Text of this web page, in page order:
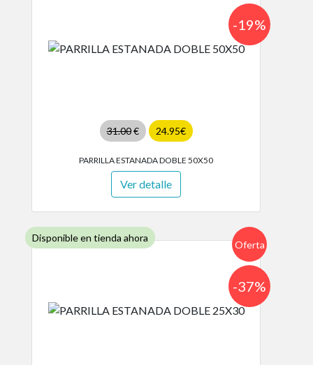
31.00€ 24.95€
-19%
PARRILLA ESTANADA DOBLE 50X50
Ver detalle
Disponible en tienda ahora
Oferta
-37%